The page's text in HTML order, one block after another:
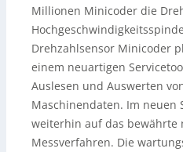
Millionen Minicoder die
Drehzahlsensor Minicoder
einem neuartigen
Auslesen und Auswerten
Maschinendaten. Im neuen
weiterhin auf das bewährte
Messverfahren. Die